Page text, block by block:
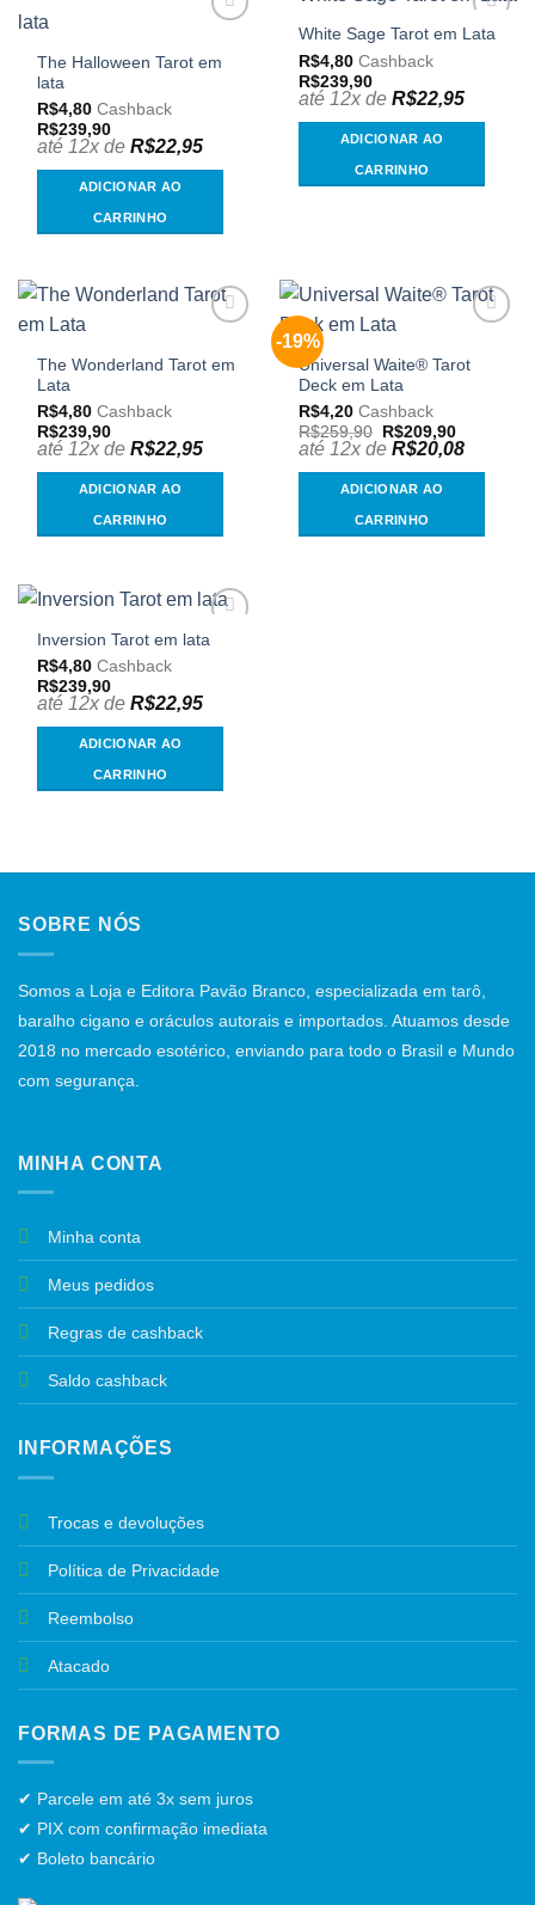
meus
The Halloween Tarot em
lata
R$4,80 Cashback
R$239,90
até 12x deR$22,95
ADICIONAR AO
CARRINHO
Adicionar
desejos
White Sage Tarot em Lata
R$4,80 Cashback
R$239,90
até 12x deR$22,95
ADICIONAR AO
CARRINHO
aos
meus
The Wonderland Tarot em
Lata
R$4,80 Cashback
R$239,90
até 12x deR$22,95
ADICIONAR AO
CARRINHO
-19%
aos
meus
Universal Waite® Tarot
Deck em Lata
R$4,20 Cashback
R$259,90 O
preço
original
era:
R$259,90.
R$209,90O
preço
é:
até 12x deR$20,08
ADICIONAR AO
CARRINHO
Adicionar
desejos
Inversion Tarot em lata
R$4,80 Cashback
R$239,90
até 12x deR$22,95
ADICIONAR AO
CARRINHO
SOBRE NÓS
Somos a Loja e Editora Pavão Branco, especializada em tarô,
baralho cigano e oráculos autorais e importados. Atuamos desde
2018 no mercado esotérico, enviando para todo o Brasil e Mundo
com segurança.
MINHA CONTA
Minha conta
Meus pedidos
Regras de cashback
Saldo cashback
INFORMAÇÕES
Trocas e devoluções
Política de Privacidade
Reembolso
Atacado
FORMAS DE PAGAMENTO
✔ Parcele em até 3x sem juros
✔ PIX com confirmação imediata
✔ Boleto bancário